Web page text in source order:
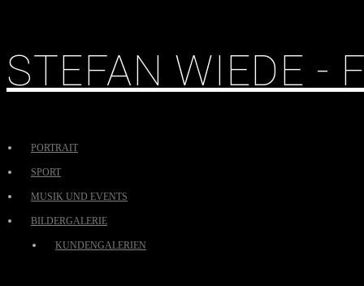
STEFAN WIEDE -
PORTRAIT
SPORT
MUSIK UND EVENTS
BILDERGALERIE
KUNDENGALERIEN